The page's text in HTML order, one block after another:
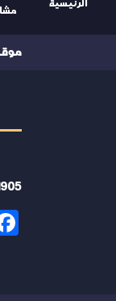
الرئيسية